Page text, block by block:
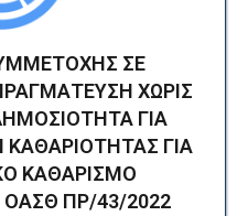
ΣΕ
ΧΩΡΙΣ
ΓΙΑ
ΓΙΑ
ΚΑΘΑΡΙΣΜΟ
ΠΡ/43/2022